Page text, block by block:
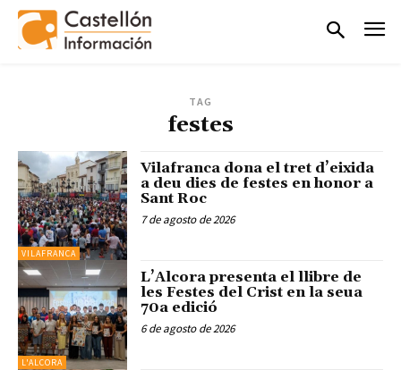
TAG
festes
VILAFRANCA
Vilafranca dona el tret d’eixida
a deu dies de festes en honor a
Sant Roc
7 de agosto de 2026
L'ALCORA
L’Alcora presenta el llibre de
les Festes del Crist en la seua
70a edició
6 de agosto de 2026